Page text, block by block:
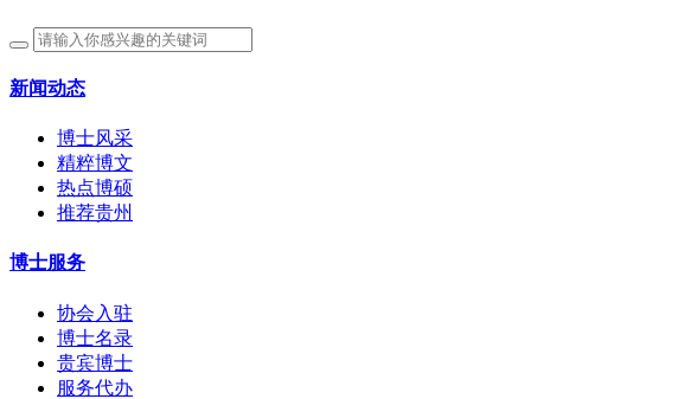
新闻动态
博士风采
精粹博文
热点博硕
推荐贵州
博士服务
协会入驻
博士名录
贵宾博士
服务代办